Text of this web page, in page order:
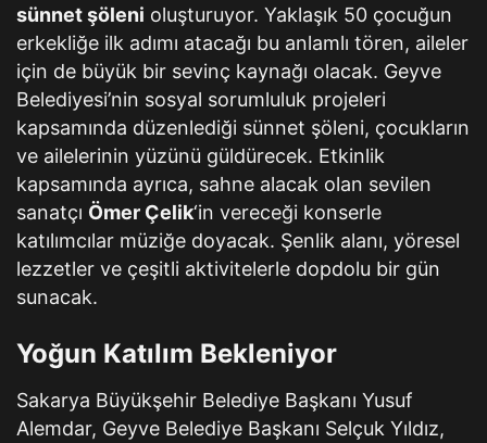
sünnet şöleni oluşturuyor. Yaklaşık 50 çocuğun
erkekliğe ilk adımı atacağı bu anlamlı tören, aileler
için de büyük bir sevinç kaynağı olacak. Geyve
Belediyesi’nin sosyal sorumluluk projeleri
kapsamında düzenlediği sünnet şöleni, çocukların
ve ailelerinin yüzünü güldürecek. Etkinlik
kapsamında ayrıca, sahne alacak olan sevilen
sanatçı Ömer Çelik‘in vereceği konserle
katılımcılar müziğe doyacak. Şenlik alanı, yöresel
lezzetler ve çeşitli aktivitelerle dopdolu bir gün
sunacak.
Yoğun Katılım Bekleniyor
Sakarya Büyükşehir Belediye Başkanı Yusuf
Alemdar, Geyve Belediye Başkanı Selçuk Yıldız,